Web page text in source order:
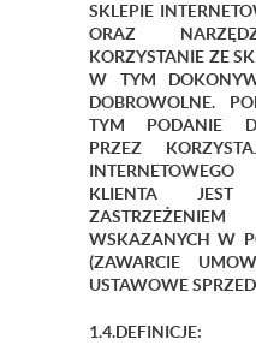
SKLEPIE
ORAZ
KORZYSTANIE ZE
W TYM
DOBROWOLNE.
TYM PODANIE
PRZEZ
KLIENTA JEST
WSKAZANYCH W
(ZAWARCIE
USTAWOWE
1.4.DEFINICJE: